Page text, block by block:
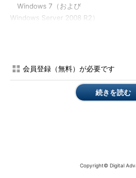
Windows 7（および
Windows Server 2008 R2）
Server 2008のWindowsフ
したものになっている（関
連記事参照）。そこで、こ
イアウォールは、Windows
会員登録（無料）が必要です
続きを読む
Copyright© Digital